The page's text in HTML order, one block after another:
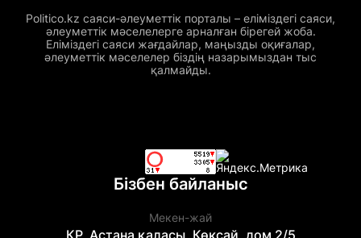
Politico.kz саяси-әлеуметтік порталы – еліміздегі саяси,
әлеуметтік мәселелерге арналған бірегей жоба.
Еліміздегі саяси жағдайлар, маңызды оқиғалар,
әлеуметтік мәселелер біздің назарымыздан тыс
қалмайды.
Бізбен байланыс
Мекен-жай
ҚР, Астана қаласы, Көксай, дом 2/5